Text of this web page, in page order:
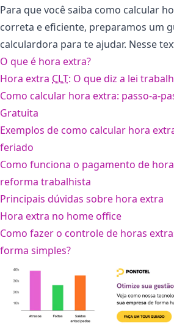
Para que você saiba como calcular
correta e eficiente, preparamos um
calculardora para te ajudar. Nesse
O que é hora extra?
Hora extra CLT: O que diz a lei
Como calcular hora extra: passo-a-
Gratuita
Exemplos de como calcular hora
feriado
Como funciona o pagamento de
reforma trabalhista
Principais dúvidas sobre hora extra
Hora extra no home office
Como fazer o controle de horas
forma simples?